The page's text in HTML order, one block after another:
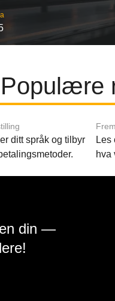
Populære
ditt språk og tilbyr
Les
hva
din —